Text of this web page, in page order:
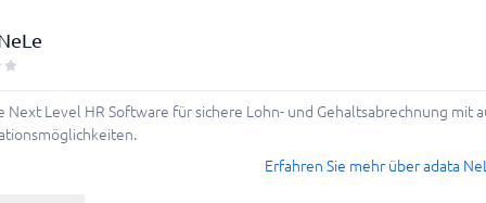
Next Level HR Software für sichere Lohn- und Gehaltsabrechnung
Erfahren Sie mehr über adata